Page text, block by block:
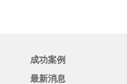
成功案例
最新消息